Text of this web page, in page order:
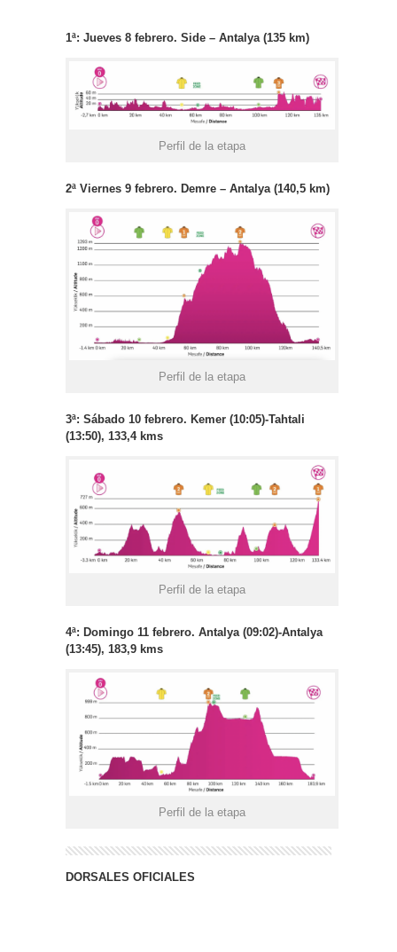
1ª: Jueves 8 febrero. Side – Antalya (135 km)
Perfil de la etapa
2ª Viernes 9 febrero. Demre – Antalya (140,5 km)
Perfil de la etapa
3ª: Sábado 10 febrero. Kemer (10:05)-Tahtali
(13:50), 133,4 kms
Perfil de la etapa
4ª: Domingo 11 febrero. Antalya (09:02)-Antalya
(13:45), 183,9 kms
Perfil de la etapa
DORSALES OFICIALES